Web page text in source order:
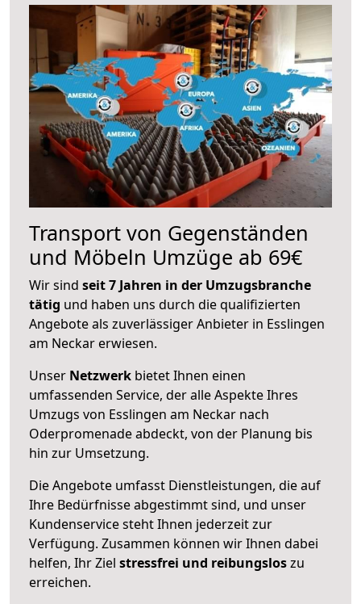
Transport von Gegenständen
und Möbeln Umzüge ab 69€
Wir sind seit 7 Jahren in der Umzugsbranche
tätig und haben uns durch die qualifizierten
Angebote als zuverlässiger Anbieter in Esslingen
am Neckar erwiesen.
Unser Netzwerk bietet Ihnen einen
umfassenden Service, der alle Aspekte Ihres
Umzugs von Esslingen am Neckar nach
Oderpromenade abdeckt, von der Planung bis
hin zur Umsetzung.
Die Angebote umfasst Dienstleistungen, die auf
Ihre Bedürfnisse abgestimmt sind, und unser
Kundenservice steht Ihnen jederzeit zur
Verfügung. Zusammen können wir Ihnen dabei
helfen, Ihr Ziel stressfrei und reibungsloszu
erreichen.